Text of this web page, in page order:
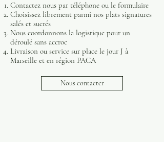
Contactez nous par téléphone ou le formulaire
Choisissez librement parmi nos plats signatures
salés et sucrés
Nous coordonnons la logistique pour un
déroulé sans accroc
Livraison ou service sur place le jour J à
Marseille et en région PACA
Nous contacter